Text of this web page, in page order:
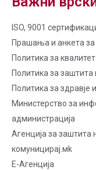
ISO, 9001
Прашања и анкета за
Политика за
Политика за
Политика за здравје
Министерство за
администрација
Агенција за заштита
комуницирај.мk
Е-Агенција